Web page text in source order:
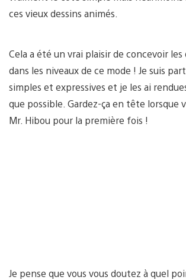
ces vieux dessins animés.
Cela a été un vrai plaisir de concevoir
dans les niveaux de ce mode ! Je suis
simples et expressives et je les ai
que possible. Gardez-ça en tête lorsque
Mr. Hibou pour la première fois !
Je pense que vous vous doutez à quel